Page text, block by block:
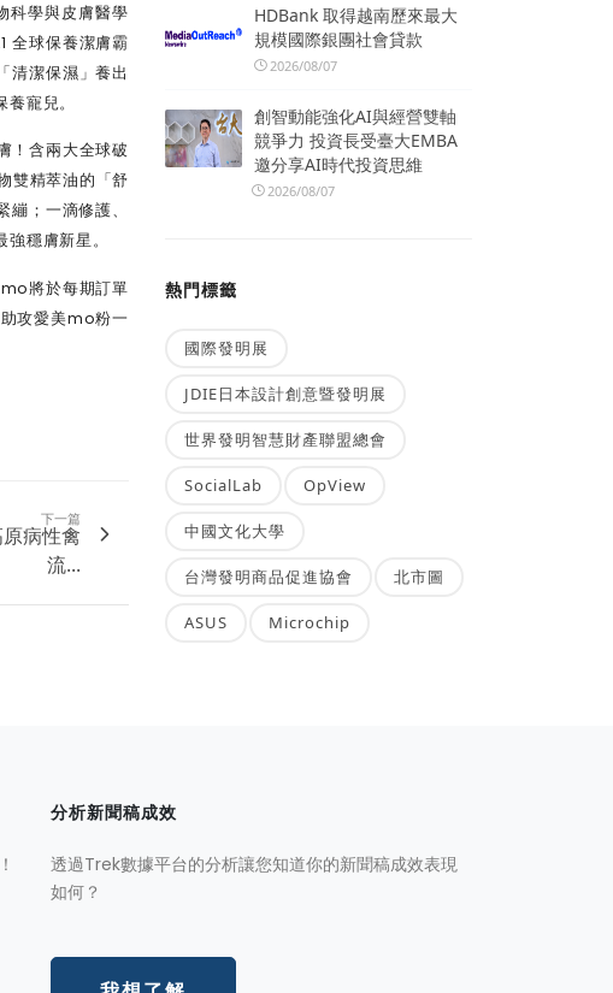
科學與皮膚醫學
全球保養潔膚霸
清潔保濕」養出
寵兒。
！含兩大全球破
雙精萃油的「舒
；一滴修護、
穩膚新星。
將於每期訂單
攻愛美mo粉一
下一篇
病性禽
流...
HDBank 取得越南歷來最大
規模國際銀團社會貸款
2026/08/07
創智動能強化AI與經營雙軸
競爭力 投資長受臺大EMBA
邀分享AI時代投資思維
2026/08/07
熱門標籤
國際發明展
JDIE日本設計創意暨發明展
世界發明智慧財產聯盟總會
SocialLab OpView
中國文化大學
台灣發明商品促進協會 北市圖
ASUS Microchip
分析新聞稿成效
透過Trek數據平台的分析讓您知道你的新聞稿成效表現
如何？